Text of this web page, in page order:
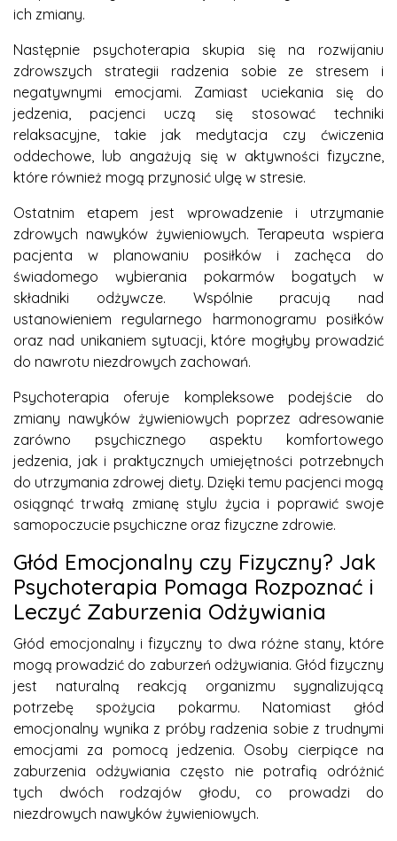
ich zmiany.
Następnie psychoterapia skupia się na rozwijaniu
zdrowszych strategii radzenia sobie ze stresem i
negatywnymi emocjami. Zamiast uciekania się do
jedzenia, pacjenci uczą się stosować techniki
relaksacyjne, takie jak medytacja czy ćwiczenia
oddechowe, lub angażują się w aktywności fizyczne,
które również mogą przynosić ulgę w stresie.
Ostatnim etapem jest wprowadzenie i utrzymanie
zdrowych nawyków żywieniowych. Terapeuta wspiera
pacjenta w planowaniu posiłków i zachęca do
świadomego wybierania pokarmów bogatych w
składniki odżywcze. Wspólnie pracują nad
ustanowieniem regularnego harmonogramu posiłków
oraz nad unikaniem sytuacji, które mogłyby prowadzić
do nawrotu niezdrowych zachowań.
Psychoterapia oferuje kompleksowe podejście do
zmiany nawyków żywieniowych poprzez adresowanie
zarówno psychicznego aspektu komfortowego
jedzenia, jak i praktycznych umiejętności potrzebnych
do utrzymania zdrowej diety. Dzięki temu pacjenci mogą
osiągnąć trwałą zmianę stylu życia i poprawić swoje
samopoczucie psychiczne oraz fizyczne zdrowie.
Głód Emocjonalny czy Fizyczny? Jak
Psychoterapia Pomaga Rozpoznać i
Leczyć Zaburzenia Odżywiania
Głód emocjonalny i fizyczny to dwa różne stany, które
mogą prowadzić do zaburzeń odżywiania. Głód fizyczny
jest naturalną reakcją organizmu sygnalizującą
potrzebę spożycia pokarmu. Natomiast głód
emocjonalny wynika z próby radzenia sobie z trudnymi
emocjami za pomocą jedzenia. Osoby cierpiące na
zaburzenia odżywiania często nie potrafią odróżnić
tych dwóch rodzajów głodu, co prowadzi do
niezdrowych nawyków żywieniowych.